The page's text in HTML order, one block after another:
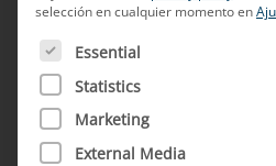
¿Nada funciona?
Por qué no debe prescindir
vehículo, retos asociados a
vehículo y posibles
selección en cualquier momento en
A CONTINUACIÓN FIGURA
Essential
Statistics
Marketing
External Media